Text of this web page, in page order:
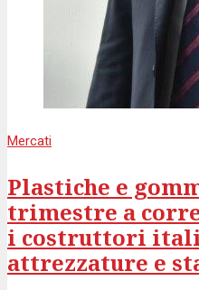
Mercati
Plastiche e
trimestre a
i costruttori
attrezzature e